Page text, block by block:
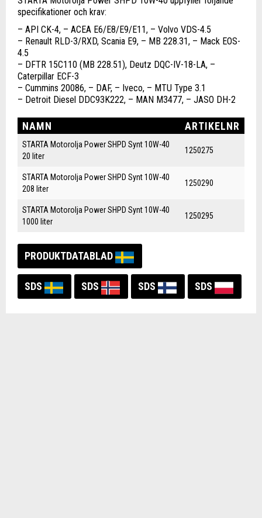
specifikationer och krav:
– API CK-4, – ACEA E6/E8/E9/E11, – Volvo VDS-4.5
– Renault RLD-3/RXD, Scania E9, – MB 228.31, – Mack EOS-
4.5
– DFTR 15C110 (MB 228.51), Deutz DQC-IV-18-LA, –
Caterpillar ECF-3
– Cummins 20086, – DAF, – Iveco, – MTU Type 3.1
– Detroit Diesel DDC93K222, – MAN M3477, – JASO DH-2
NAMN ARTIKELNR
STARTA Motorolja Power SHPD Synt 10W-40
20 liter
1250275
STARTA Motorolja Power SHPD Synt 10W-40
208 liter
1250290
STARTA Motorolja Power SHPD Synt 10W-40
1000 liter
1250295
PRODUKTDATABLAD
SDS SDS SDS SDS